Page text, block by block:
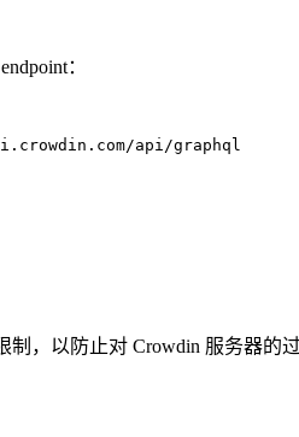
：
api/graphql
制，以防止对 Crowdin 服务器的